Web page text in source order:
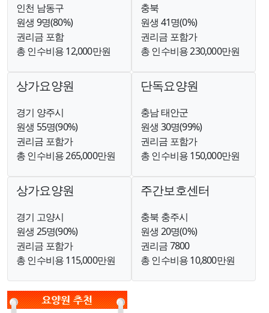
인천 남동구
원생 9명(80%)
권리금 포함
총 인수비용 12,000만원
충북
원생 41명(0%)
권리금 포함가
총 인수비용 230,000만원
상가요양원
경기 양주시
원생 55명(90%)
권리금 포함가
총 인수비용 265,000만원
단독요양원
충남 태안군
원생 30명(99%)
권리금 포함가
총 인수비용 150,000만원
상가요양원
경기 고양시
원생 25명(90%)
권리금 포함가
총 인수비용 115,000만원
주간보호센터
충북 충주시
원생 20명(0%)
권리금 7800
총 인수비용 10,800만원